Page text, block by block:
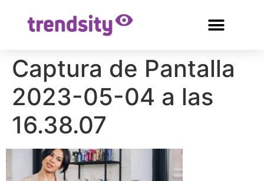
Captura de Pantalla
2023-05-04 a las
16.38.07